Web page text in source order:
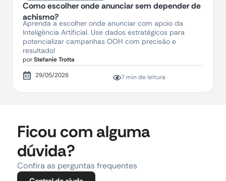
Como escolher onde anunciar sem depender de
achismo?
Aprenda a escolher onde anunciar com apoio da
Inteligência Artificial. Use dados estratégicos para
potencializar campanhas OOH com precisão e
resultado!
porStefanie Trotta
29/05/2026
7 min de leitura
Ficou com alguma
dúvida?
Confira as perguntas frequentes